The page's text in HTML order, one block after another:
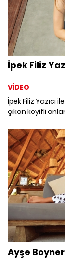
İpek Filiz
VİDEO
İpek Filiz Yazıcı
çıkan keyifli
Ayşe